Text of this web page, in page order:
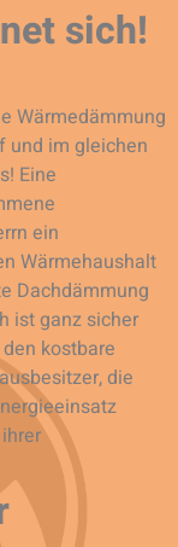
sich!
Wärmedämmung
und im gleichen
Eine
ein
Wärmehaushalt
Dachdämmung
ist ganz sicher
kostbare
die